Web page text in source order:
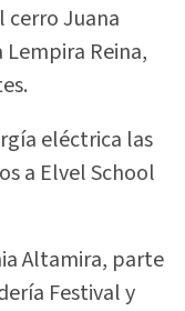
cerro Juana
Reina,
eléctrica las
a Elvel School
Altamira, parte
Festival y